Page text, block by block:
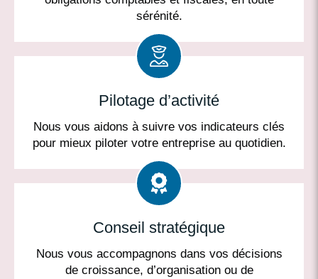
sérénité.
Pilotage d’activité
Nous vous aidons à suivre vos indicateurs clés
pour mieux piloter votre entreprise au quotidien.
Conseil stratégique
Nous vous accompagnons dans vos décisions
de croissance, d’organisation ou de